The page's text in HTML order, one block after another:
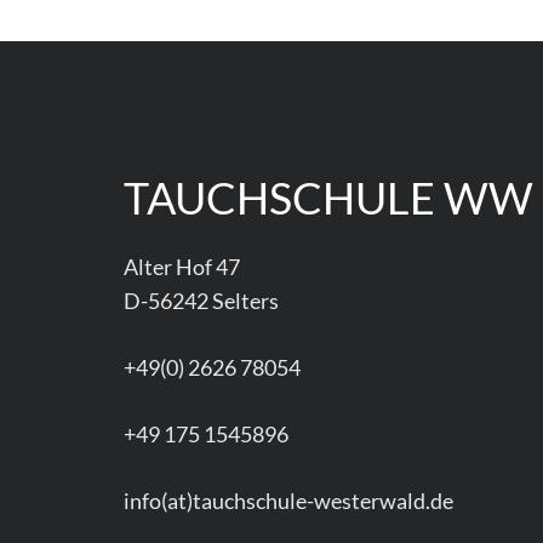
TAUCHSCHULE WW
Alter Hof 47
D-56242 Selters
+49(0) 2626 78054
+49 175 1545896
info(at)tauchschule-westerwald.de